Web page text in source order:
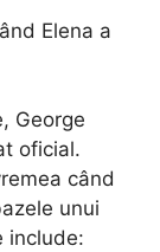
Elena a
George
oficial.
când
unui
include: